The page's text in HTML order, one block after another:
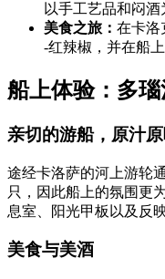
以手工艺品和闷酒
美食之旅： 在卡洛
-红辣椒，并在船
船上体验：多
亲切的游船，原汁
途经卡洛萨的河上游轮
只，因此船上的氛围更
息室、阳光甲板以及反
美食与美酒